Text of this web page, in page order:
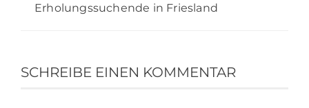
Erholungssuchende in Friesland
SCHREIBE EINEN KOMMENTAR